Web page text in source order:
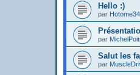
Hello :)
par Hotome34
par
Salut les
par